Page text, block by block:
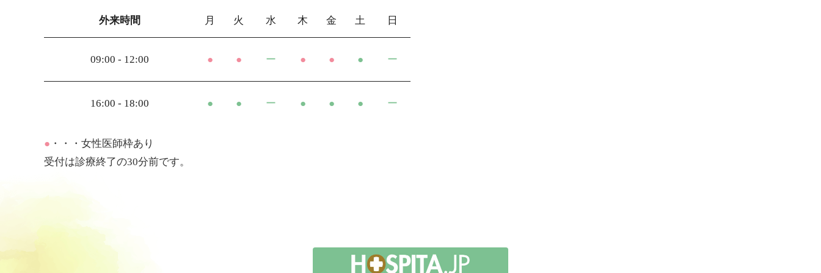
外来時間 月 火 水 木 金 土 日
09:00 - 12:00 ● ● ー ● ● ● ー
16:00 - 18:00 ● ● ー ● ● ● ー
● ・・・女性医師枠あり
受付は診療終了の30分前です。